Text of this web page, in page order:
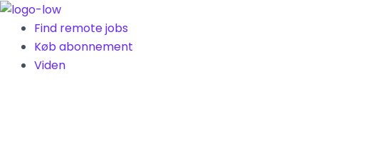
Gå
indholdet
Find remote jobs
Køb abonnement
Viden